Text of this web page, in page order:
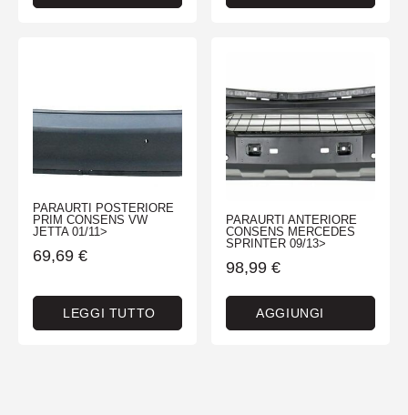
PARAURTI POSTERIORE
PRIM CONSENS VW
JETTA 01/11>
69,69 €
LEGGI TUTTO
PARAURTI ANTERIORE
CONSENS MERCEDES
SPRINTER 09/13>
98,99 €
AGGIUNGI